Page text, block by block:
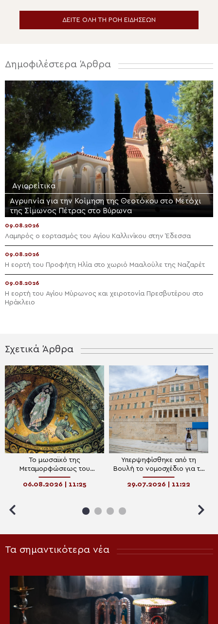
ΔΕΙΤΕ ΟΛΗ ΤΗ ΡΟΗ ΕΙΔΗΣΕΩΝ
Δημοφιλέστερα Άρθρα
Αγιορείτικα
Αγρυπνία για την Κοίμηση της Θεοτόκου στο Μετόχι
της Σίμωνος Πέτρας στο Βύρωνα
09.08.2026
Λαμπρός ο εορτασμός του Αγίου Καλλινίκου στην Έδεσσα
09.08.2026
Η εορτή του Προφήτη Ηλία στο χωριό Μααλούλε της Ναζαρέτ
09.08.2026
Η εορτή του Αγίου Μύρωνος και χειροτονία Πρεσβυτέρου στο
Ηράκλειο
Σχετικά Άρθρα
To μωσαϊκό της
Μεταμορφώσεως του
Σωτήρος στη Μονή Σινά
06.08.2026 | 11:25
Υπερψηφίσθηκε από τη
Βουλή το νομοσχέδιο για τη
διαχείριση και ανάδειξη της
πολιτιστικής κληρονομιάς
29.07.2026 | 11:22
Τα σημαντικότερα νέα